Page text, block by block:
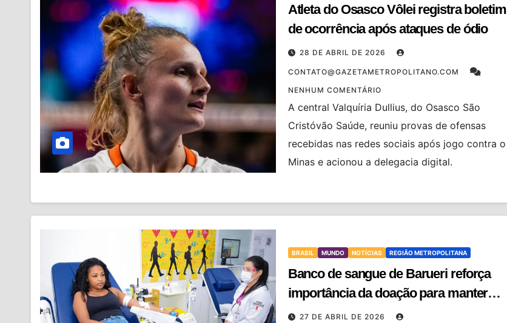
Atleta do Osasco Vôlei registra boletim
de ocorrência após ataques de ódio
28 DE ABRIL DE 2026
CONTATO@GAZETAMETROPOLITANO.COM
NENHUM COMENTÁRIO
A central Valquíria Dullius, do Osasco São
Cristóvão Saúde, reuniu provas de ofensas
recebidas nas redes sociais após jogo contra o
Minas e acionou a delegacia digital.
BRASIL MUNDO NOTÍCIAS REGIÃO METROPOLITANA
Banco de sangue de Barueri reforça
importância da doação para manter
estoques
27 DE ABRIL DE 2026